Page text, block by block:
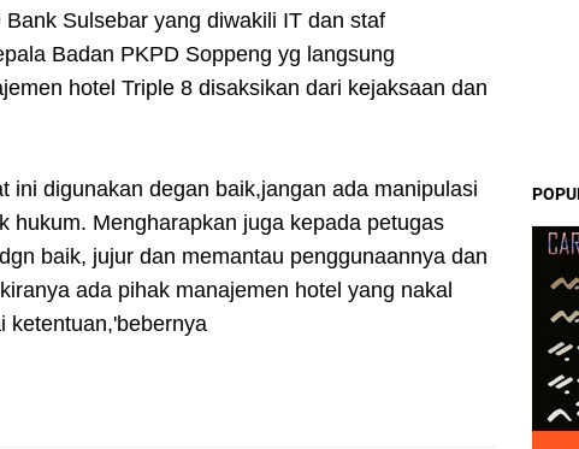
Sulsebar yang diwakili IT dan staf
Badan PKPD Soppeng yg langsung
hotel Triple 8 disaksikan dari kejaksaan dan
ini digunakan degan baik,jangan ada manipulasi
hukum. Mengharapkan juga kepada petugas
baik, jujur dan memantau penggunaannya dan
ada pihak manajemen hotel yang nakal
ketentuan,'bebernya